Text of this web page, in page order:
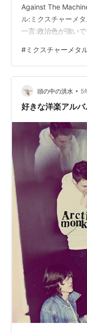
Against The
ル:ミクスチャーメ
一言:政治色が強い
ヴも魅力的https://
ルバム紹介するマ
#ミクスチャーメタ
頭の中の洪水 • 5
好きな洋楽アル